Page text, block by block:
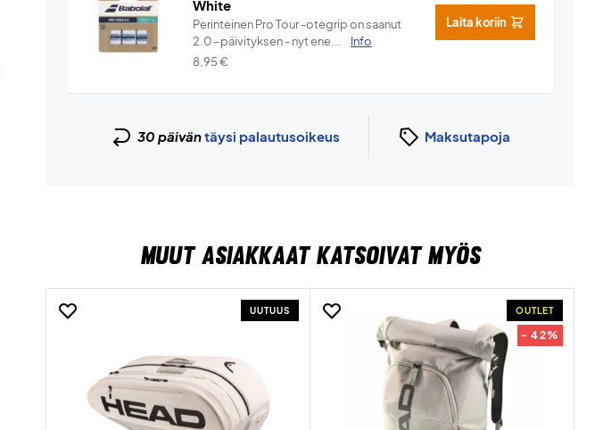
White
Perinteinen Pro Tour -otegrip on saanut
2.0-päivityksen - nyt ene...
Info
8,95€
Laita koriin
30 päiväntäysi palautusoikeus Maksutapoja
MUUT ASIAKKAAT KATSOIVAT MYÖS
UUTUUS OUTLET
- 42%